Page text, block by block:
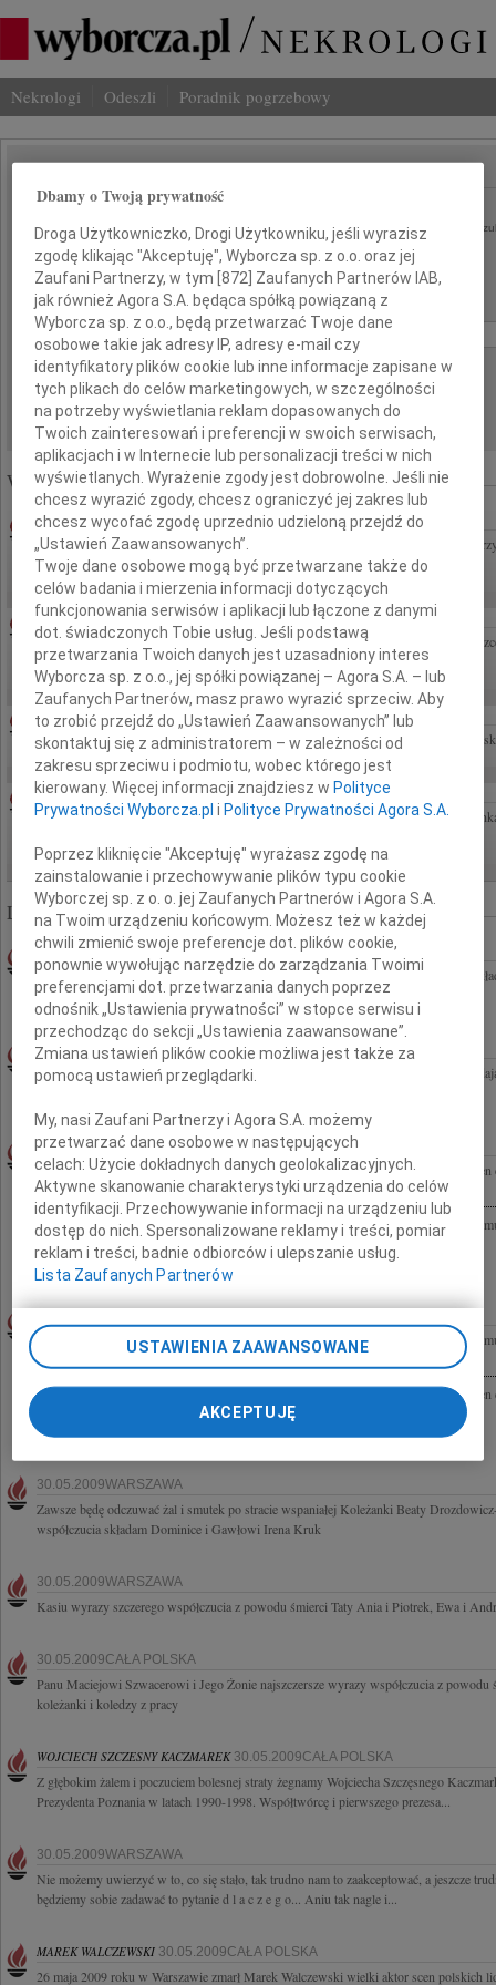
Nekrologi Odeszli Poradnik pogrzebowy
Imię i nazwisko lub numer ogłoszenia:
Miasto: Region:
Data:
od:
Liczba wyników na stronie:
Wyróżnione ogłoszenia:
ELŻBIETA FIKUS05.08.2026POZNAŃ
Z głębokim smutkiem przyjęliśmy wiadomość o śmierci naszej Drogiej Koleżanki i
niezwykłej wrażliwości, mądrości życiowej i pogodzie ducha. Architekt z...
AGNIESZA WAŚNIEWSKA04.08.2026WARSZAWA
Życie to piękna podróż, która czasem kończy się zbyt szybko. Niech pamięć o
Naszych sercach. Z głębokim żalem przyjęliśmy...
TERESA LEWANDOWSKA-HAUSNER 05.08.2026WARSZAWA
Teresa Lewandowska-Hausner Tereniu Zawsze będziemy Ci wdzięczni i będziemy
ZENON SMOLAREK04.08.2026CAŁA POLSKA
Z głębokim smutkiem i żalem przyjęliśmy wiadomość o śmierci naszego Kolegi,
Liczba znalezionych nekrologów: 322 821
30.05.2009WARSZAWA
Pani Elżbiecie Różyckiej wyrazy głębokiego współczucia z powodu śmierci Mamy
Polskiego Radia dla Zagranicy
30.05.2009WARSZAWA
Pani Joannie Florysiak wyrazy głębokiego współczucia z powodu śmierci Brata
ANDRZEJ WŁODEK30.05.2009CAŁA POLSKA
,,Odszedłeś cicho i bez pożegnania, jak ten co nie chce swym odejściem smucić, jak
ma niebawem wrócić". Z głębokim żalem przyjęliśmy wiadomość o śmierci...
"Jak trudno żegnać na zawsze kogoś, kto jeszcze mógł być z nami" ???? Z głębokim
wiadomość o nagłej śmierci naszego pracownika Andrzeja Włodka Żegnamy...
"Jak trudno żegnać na zawsze kogoś, kto jeszcze mógł być z nami" ???? Z głębokim
wiadomość o nagłej śmierci naszego pracownika Andrzeja Włodka Żegnamy...
,,Odszedłeś cicho i bez pożegnania, jak ten co nie chce swym odejściem smucić, jak
ma niebawem wrócić". Z głębokim żalem przyjęliśmy wiadomość o śmierci...
30.05.2009WARSZAWA
Zawsze będę odczuwać żal i smutek po stracie wspaniałej Koleżanki Beaty
współczucia składam Dominice i Gawłowi Irena Kruk
30.05.2009WARSZAWA
Kasiu wyrazy szczerego współczucia z powodu śmierci Taty Ania i Piotrek, Ewa i
30.05.2009CAŁA POLSKA
Panu Maciejowi Szwacerowi i Jego Żonie najszczersze wyrazy współczucia z powodu
koleżanki i koledzy z pracy
WOJCIECH SZCZESNY KACZMAREK 30.05.2009CAŁA POLSKA
Z głębokim żalem i poczuciem bolesnej straty żegnamy Wojciecha Szczęsnego
Prezydenta Poznania w latach 1990-1998. Współtwórcę i pierwszego prezesa...
30.05.2009WARSZAWA
Nie możemy uwierzyć w to, co się stało, tak trudno nam to zaakceptować, a jeszcze
będziemy sobie zadawać to pytanie d l a c z e g o... Aniu tak nagle i...
MAREK WALCZEWSKI 30.05.2009CAŁA POLSKA
26 maja 2009 roku w Warszawie zmarł Marek Walczewski wielki aktor scen polskich
Dbamy o Twoją prywatność
Droga Użytkowniczko, Drogi Użytkowniku, jeśli wyrazisz
zgodę klikając "Akceptuję", Wyborcza sp. z o.o. oraz jej
Zaufani Partnerzy, w tym [872 ] Zaufanych Partnerów IAB,
jak również Agora S.A. będąca spółką powiązaną z
Wyborcza sp. z o.o., będą przetwarzać Twoje dane
osobowe takie jak adresy IP, adresy e-mail czy
identyfikatory plików cookie lub inne informacje zapisane w
tych plikach do celów marketingowych, w szczególności
na potrzeby wyświetlania reklam dopasowanych do
Twoich zainteresowań i preferencji w swoich serwisach,
aplikacjach i w Internecie lub personalizacji treści w nich
wyświetlanych. Wyrażenie zgody jest dobrowolne. Jeśli nie
chcesz wyrazić zgody, chcesz ograniczyć jej zakres lub
chcesz wycofać zgodę uprzednio udzieloną przejdź do
„Ustawień Zaawansowanych”.
Twoje dane osobowe mogą być przetwarzane także do
celów badania i mierzenia informacji dotyczących
funkcjonowania serwisów i aplikacji lub łączone z danymi
dot. świadczonych Tobie usług. Jeśli podstawą
przetwarzania Twoich danych jest uzasadniony interes
Wyborcza sp. z o.o., jej spółki powiązanej – Agora S.A. – lub
Zaufanych Partnerów, masz prawo wyrazić sprzeciw. Aby
to zrobić przejdź do „Ustawień Zaawansowanych” lub
skontaktuj się z administratorem – w zależności od
zakresu sprzeciwu i podmiotu, wobec którego jest
kierowany. Więcej informacji znajdziesz w Polityce
Prywatności Wyborcza.pl i Polityce Prywatności Agora S.A.
Poprzez kliknięcie "Akceptuję" wyrażasz zgodę na
zainstalowanie i przechowywanie plików typu cookie
Wyborczej sp. z o. o. jej Zaufanych Partnerów i Agora S.A.
na Twoim urządzeniu końcowym. Możesz też w każdej
chwili zmienić swoje preferencje dot. plików cookie,
ponownie wywołując narzędzie do zarządzania Twoimi
preferencjami dot. przetwarzania danych poprzez
odnośnik „Ustawienia prywatności” w stopce serwisu i
przechodząc do sekcji „Ustawienia zaawansowane”.
Zmiana ustawień plików cookie możliwa jest także za
pomocą ustawień przeglądarki.
My, nasi Zaufani Partnerzy i Agora S.A. możemy
przetwarzać dane osobowe w następujących
celach:Użycie dokładnych danych geolokalizacyjnych.
Aktywne skanowanie charakterystyki urządzenia do celów
identyfikacji. Przechowywanie informacji na urządzeniu lub
dostęp do nich. Spersonalizowane reklamy i treści, pomiar
reklam i treści, badnie odbiorców i ulepszanie usług.
Lista Zaufanych Partnerów
USTAWIENIA ZAAWANSOWANE
AKCEPTUJĘ